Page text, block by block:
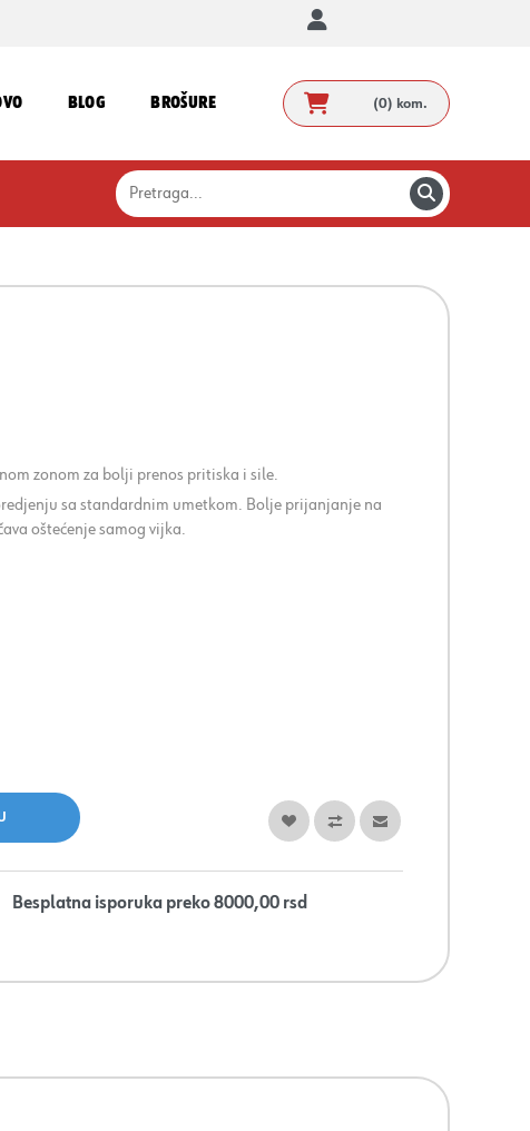
BLOG BROŠURE (0) kom.
zonom za bolji prenos pritiska i sile.
sa standardnim umetkom. Bolje prijanjanje na
oštećenje samog vijka.
Besplatna isporuka preko 8000,00 rsd